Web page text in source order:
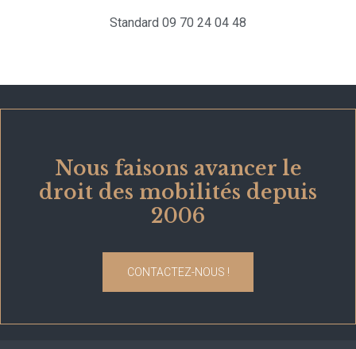
Standard 09 70 24 04 48
Nous faisons avancer le
droit des mobilités depuis
2006
CONTACTEZ-NOUS !